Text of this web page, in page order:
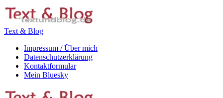
Zum
Inhalt
Text & Blog
Impressum / Über mich
Datenschutzerklärung
Kontaktformular
Mein Bluesky